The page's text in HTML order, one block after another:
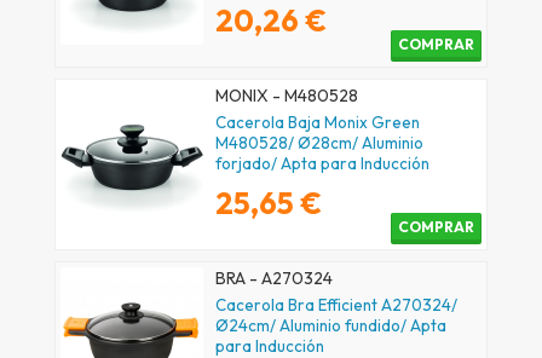
20,26 €
COMPRAR
MONIX - M480528
Cacerola Baja Monix Green
M480528/ Ø28cm/ Aluminio
forjado/ Apta para Inducción
25,65 €
COMPRAR
BRA - A270324
Cacerola Bra Efficient A270324/
Ø24cm/ Aluminio fundido/ Apta
para Inducción